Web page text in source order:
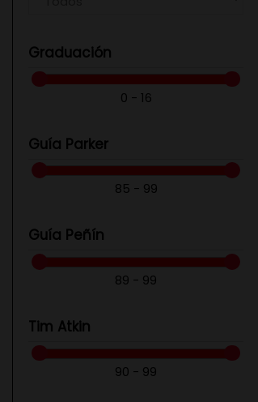
Graduación
0 - 16
Guía Parker
85 - 99
Guía Peñín
89 - 99
Tim Atkin
90 - 99